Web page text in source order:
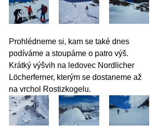
Prohlédneme si, kam se také dnes
podíváme a stoupáme o patro výš.
Krátký výšvih na ledovec Nordlicher
Löcherferner, kterým se dostaneme až
na vrchol Rostizkogelu.